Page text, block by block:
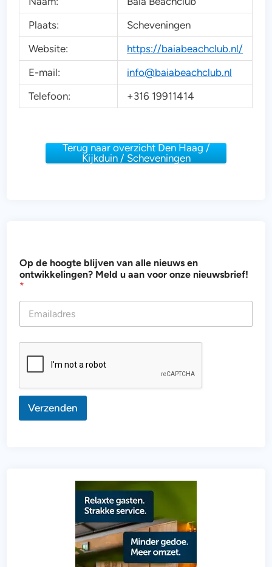
Plaats:
Scheveningen
Website:
https://baiabeachclub.nl/
E-mail:
info@baiabeachclub.nl
Telefoon:
+316 19911414
Terug naar overzicht Den Haag /
Kijkduin / Scheveningen
e
d
e
v
Op de hoogte blijven van alle nieuws en
ontwikkelingen? Meld u aan voor onze nieuwsbrief!
*
Verzenden